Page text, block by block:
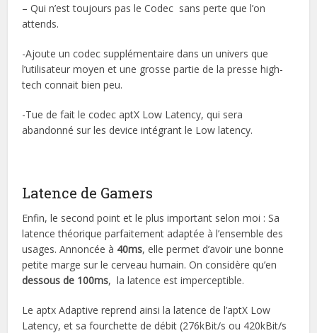
– Qui n’est toujours pas le Codec sans perte que l’on
attends.
-Ajoute un codec supplémentaire dans un univers que
l’utilisateur moyen et une grosse partie de la presse high-
tech connait bien peu.
-Tue de fait le codec aptX Low Latency, qui sera
abandonné sur les device intégrant le Low latency.
Latence de Gamers
Enfin, le second point et le plus important selon moi : Sa
latence théorique parfaitement adaptée à l’ensemble des
usages. Annoncée à 40ms, elle permet d’avoir une bonne
petite marge sur le cerveau humain. On considère qu’en
dessous de 100ms, la latence est imperceptible.
Le aptx Adaptive reprend ainsi la latence de l’aptX Low
Latency, et sa fourchette de débit (276kBit/s ou 420kBit/s